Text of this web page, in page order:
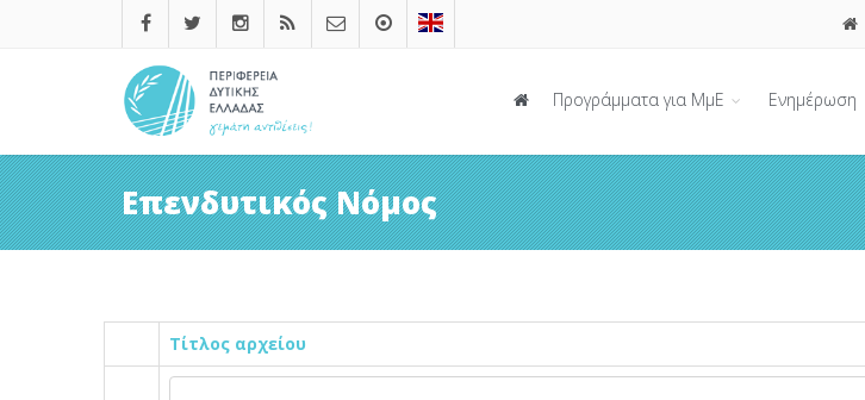
Προγράμματα για ΜμΕ Ενημέρωση
Επενδυτικός Νόμος
Τίτλος αρχείου